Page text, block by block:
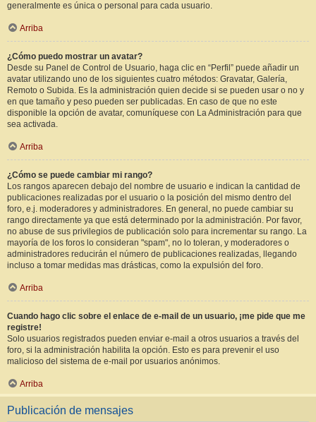
generalmente es única o personal para cada usuario.
Arriba
¿Cómo puedo mostrar un avatar?
Desde su Panel de Control de Usuario, haga clic en “Perfil” puede añadir un
avatar utilizando uno de los siguientes cuatro métodos: Gravatar, Galería,
Remoto o Subida. Es la administración quien decide si se pueden usar o no y
en que tamaño y peso pueden ser publicadas. En caso de que no este
disponible la opción de avatar, comuníquese con La Administración para que
sea activada.
Arriba
¿Cómo se puede cambiar mi rango?
Los rangos aparecen debajo del nombre de usuario e indican la cantidad de
publicaciones realizadas por el usuario o la posición del mismo dentro del
foro, e.j. moderadores y administradores. En general, no puede cambiar su
rango directamente ya que está determinado por la administración. Por favor,
no abuse de sus privilegios de publicación solo para incrementar su rango. La
mayoría de los foros lo consideran "spam", no lo toleran, y moderadores o
administradores reducirán el número de publicaciones realizadas, llegando
incluso a tomar medidas mas drásticas, como la expulsión del foro.
Arriba
Cuando hago clic sobre el enlace de e-mail de un usuario, ¡me pide que me
registre!
Solo usuarios registrados pueden enviar e-mail a otros usuarios a través del
foro, si la administración habilita la opción. Esto es para prevenir el uso
malicioso del sistema de e-mail por usuarios anónimos.
Arriba
Publicación de mensajes